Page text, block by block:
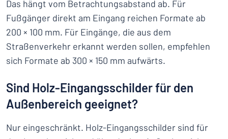
Das hängt vom Betrachtungsabstand ab. Für
Fußgänger direkt am Eingang reichen Formate ab
200 × 100 mm. Für Eingänge, die aus dem
Straßenverkehr erkannt werden sollen, empfehlen
sich Formate ab 300 × 150 mm aufwärts.
Sind Holz-Eingangsschilder für den
Außenbereich geeignet?
Nur eingeschränkt. Holz-Eingangsschilder sind für